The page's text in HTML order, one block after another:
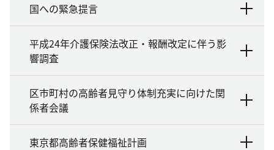
国への緊急提言
平成24年介護保険法改正・報酬改定に伴う影
響調査
区市町村の高齢者見守り体制充実に向けた関
係者会議
東京都高齢者保健福祉計画